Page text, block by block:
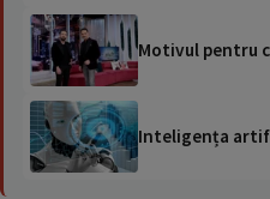
Motivul pentru
Inteligența